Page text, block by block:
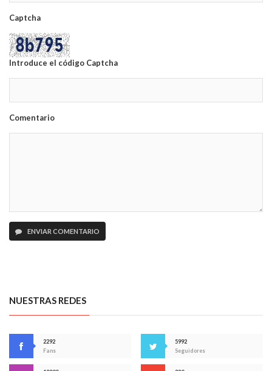
Captcha
Introduce el código Captcha
Comentario
ENVIAR COMENTARIO
NUESTRAS REDES
2292
Fans
5992
Seguidores